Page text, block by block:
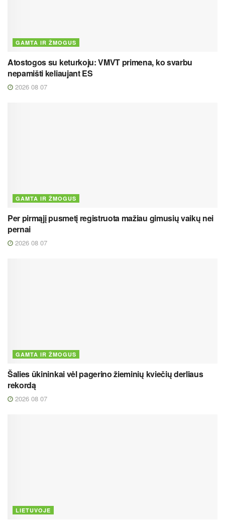
GAMTA IR ŽMOGUS
Atostogos su keturkoju: VMVT primena, ko svarbu
nepamišti keliaujant ES
2026 08 07
GAMTA IR ŽMOGUS
Per pirmąjį pusmetį registruota mažiau gimusių vaikų nei
pernai
2026 08 07
GAMTA IR ŽMOGUS
Šalies ūkininkai vėl pagerino žieminių kviečių derliaus
rekordą
2026 08 07
LIETUVOJE